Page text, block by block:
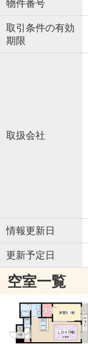
物件番号
取引条件の有効
期限
取扱会社
情報更新日
更新予定日
空室一覧